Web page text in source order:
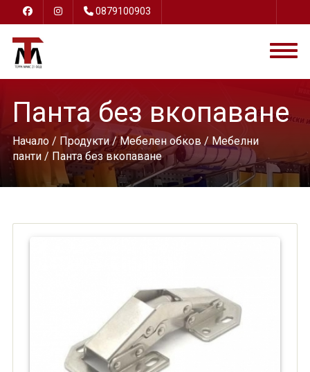
0879100903
Панта без вкопаване
Начало/ Продукти/Мебелен обков/ Мебелни
панти/ Панта без вкопаване